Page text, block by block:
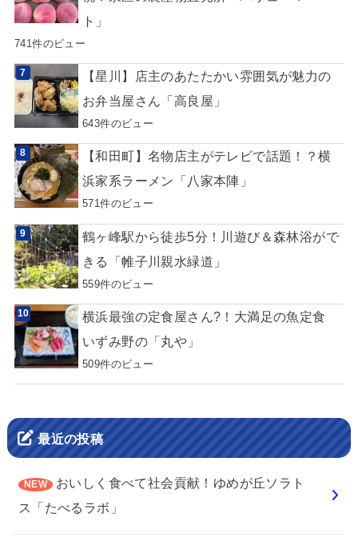
ト」
741件のビュー
【星川】店主のあたたかい雰囲気が魅力の
お弁当屋さん「高良屋」
643件のビュー
【和田町】名物店主がテレビで話題！？横
浜家系ラーメン「八家本陣」
571件のビュー
鶴ヶ峰駅から徒歩5分！川遊び＆森林浴がで
きる「帷子川親水緑道」
559件のビュー
横浜最強の定食屋さん?！大満足の魚定食
いずみ野の「丸や」
509件のビュー
最近の投稿
おいしく食べて社会貢献！ゆめが丘ソラト
ス「たべるラボ」